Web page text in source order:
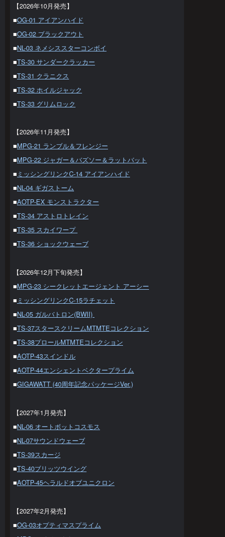
【2026年10月発売】
■OG-01 アイアンハイド
■OG-02 ブラックアウト
■NL-03 ネメシススターコンボイ
■TS-30 サンダークラッカー
■TS-31 クラニクス
■TS-32 ホイルジャック
■TS-33 グリムロック
【2026年11月発売】
■MPG-21 ランブル＆フレンジー
■MPG-22 ジャガー＆バズソー＆ラットバット
■ ミッシングリンクC-14 アイアンハイド
■NL-04 ギガストーム
■AOTP-EX モンストラクター
■TS-34 アストロトレイン
■TS-35 スカイワープ
■TS-36 ショックウェーブ
【2026年12月下旬発売】
■MPG-23 シークレットエージェント アーシー
■ ミッシングリンクC-15ラチェット
■NL-05 ガルバトロン(BWII)
■TS-37スタースクリームMTMTEコレクション
■TS-38プロールMTMTEコレクション
■AOTP-43スインドル
■AOTP-44エンシェントベクタープライム
■GIGAWATT (40周年記念パッケージVer.)
【2027年1月発売】
■NL-06 オートボットコスモス
■NL-07サウンドウェーブ
■TS-39スカージ
■TS-40ブリッツウイング
■AOTP-45ヘラルドオブユニクロン
【2027年2月発売】
■OG-03オプティマスプライム